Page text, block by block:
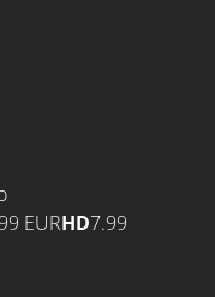
EURHD7.99